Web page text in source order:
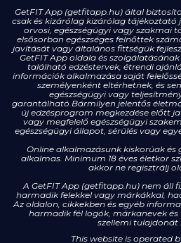
GetFIT App (getfitapp.hu) által
csak és kizárólag kizárólag tájékoztató
orvosi, egészségügyi vagy szakmai
elsősorban egészséges felnőttek
javítását vagy általános fittségük
GetFIT App oldala és
található edzéstervek, étrendi
információk alkalmazása saját
személyenként eltérhetnek, és
egészségügyi vagy
garantálható.Bármilyen jelentős
új edzésprogram megkezdése előtt
vagy megfelelő egészségügyi
egészségügyi állapot, sérülés vagy
Online alkalmazásunk kiskorúak és
alkalmas. Minimum 18 éves életkor
akkor ne regisztrálj
A GetFIT App (getfitapp.hu) nem áll
harmadik felekkel vagy márkákkal,
Az oldalon, cikkekben és egyéb
harmadik fél logók, márkanevek
szellemi tulajdonát
This website is operated